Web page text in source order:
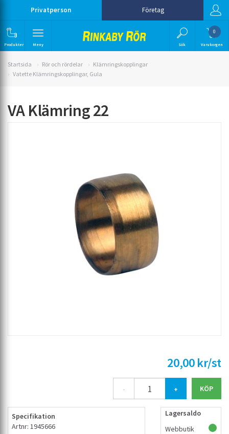
Privatperson Företag
Produkter Meny Sök
0
Varukorgen
Startsida Rör och rördelar
Klämringskopplingar
Vatette Klämringskopplingar, Gula
VA Klämring 22
20,00 kr/st
- +
Specifikation
Artnr: 1945666
Lagersaldo
Webbutik